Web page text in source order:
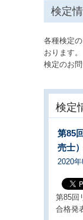
検定
各種検定
おります。
検定のお
検定
第85
売士
2020
第85回
合格発